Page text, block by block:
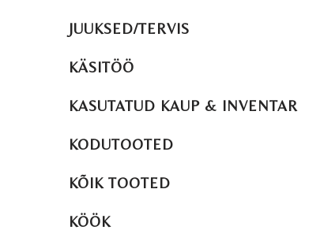
JUUKSED/TERVIS
KÄSITÖÖ
KASUTATUD KAUP & INVENTAR
KODUTOOTED
KÕIK TOOTED
KÖÖK